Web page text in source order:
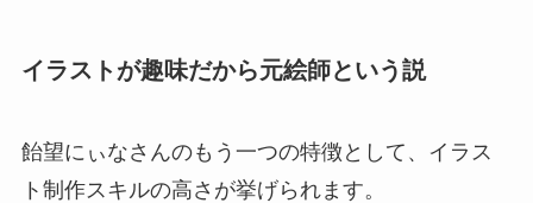
イラストが趣味だから元絵師という説
飴望にぃなさんのもう一つの特徴として、イラス
ト制作スキルの高さが挙げられます。